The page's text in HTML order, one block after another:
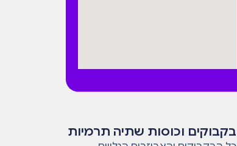
בקבוקים וכוסות שתיה תרמיות